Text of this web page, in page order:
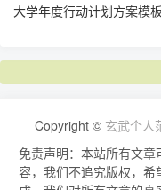
大学年度行动计划方案模
Copyright © 玄武个人
免责声明：本站所有文
容，我们不追究版权，